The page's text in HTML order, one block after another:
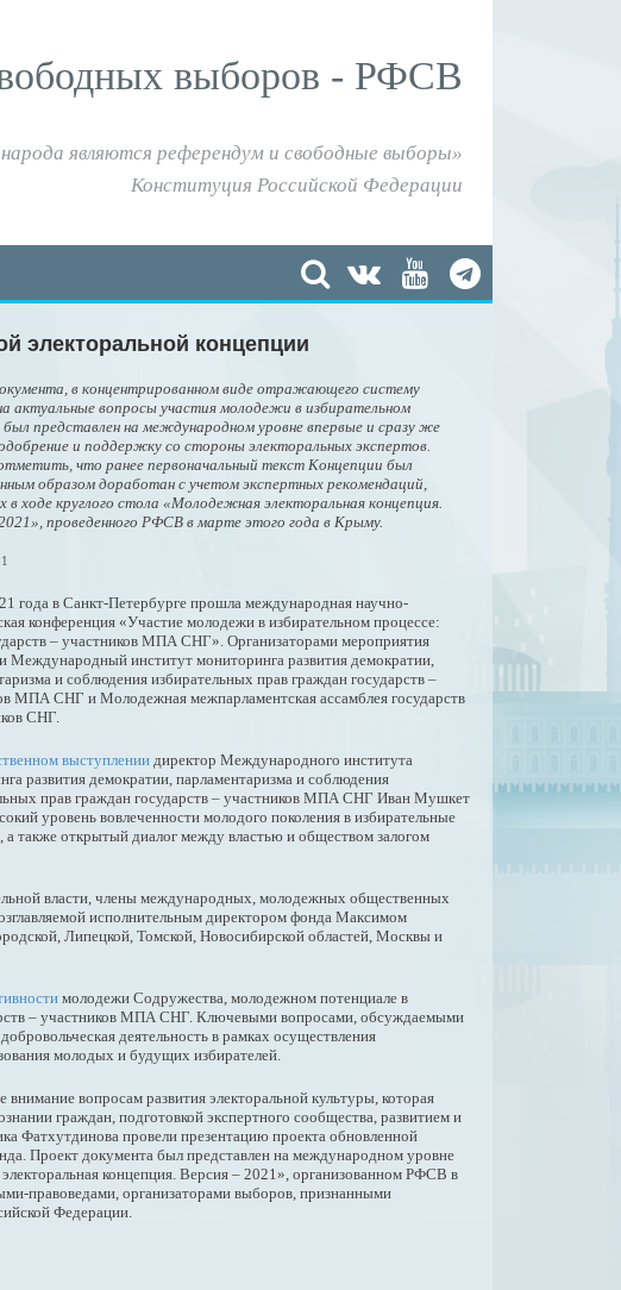
выборов - РФСВ
являются референдум и свободные выборы»
Конституция Российской Федерации
электоральной концепции
в концентрированном виде отражающего систему
актуальные вопросы участия молодежи в избирательном
был представлен на международном уровне впервые и сразу же
и поддержку со стороны электоральных экспертов.
что ранее первоначальный текст Концепции был
образом доработан с учетом экспертных рекомендаций,
в ходе круглого стола «Молодежная электоральная концепция.
проведенного РФСВ в марте этого года в Крыму.
года в Санкт-Петербурге прошла международная научно-
конференция «Участие молодежи в избирательном процессе:
– участников МПА СНГ». Организаторами мероприятия
Международный институт мониторинга развития демократии,
и соблюдения избирательных прав граждан государств –
МПА СНГ и Молодежная межпарламентская ассамблея государств
СНГ.
выступлении директор Международного института
развития демократии, парламентаризма и соблюдения
прав граждан государств – участников МПА СНГ Иван Мушкет
уровень вовлеченности молодого поколения в избирательные
а также открытый диалог между властью и обществом залогом
власти, члены международных, молодежных общественных
исполнительным директором фонда Максимом
Липецкой, Томской, Новосибирской областей, Москвы и
молодежи Содружества, молодежном потенциале в
– участников МПА СНГ. Ключевыми вопросами, обсуждаемыми
деятельность в рамках осуществления
молодых и будущих избирателей.
вопросам развития электоральной культуры, которая
граждан, подготовкой экспертного сообщества, развитием и
Фатхутдинова провели презентацию проекта обновленной
Проект документа был представлен на международном уровне
концепция. Версия – 2021», организованном РФСВ в
правоведами, организаторами выборов, признанными
Федерации.